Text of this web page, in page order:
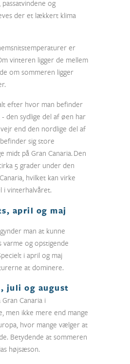
og
der et lækkert klima
er
vinteren ligger de mellem
om sommeren ligger
efter hvor man befinder
- den sydlige del af øen har
end den nordlige del af
sig store
midt på Gran Canaria. Den
5 grader under den
hvilket kan virke
i vinterhalvåret.
april og maj
man at kunne
og opstigende
i april og maj
at dominere.
juli og august
Canaria i
men ikke mere end mange
hvor mange vælger at
Betydende at sommeren
højsæson.